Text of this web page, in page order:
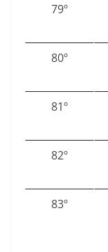
79º
80º
81º
82º
83º